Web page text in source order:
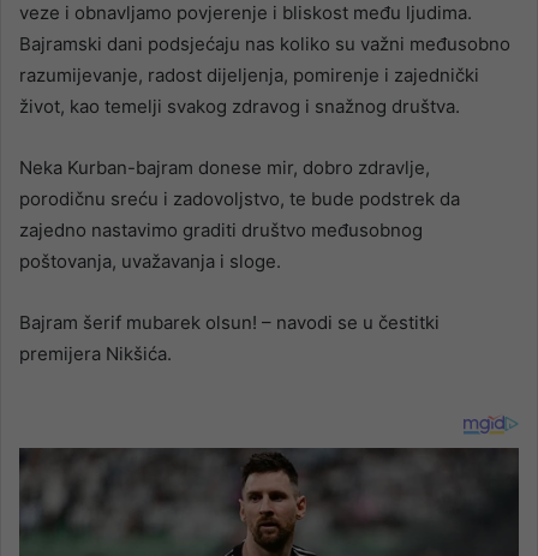
veze i obnavljamo povjerenje i bliskost među ljudima.
Bajramski dani podsjećaju nas koliko su važni međusobno
razumijevanje, radost dijeljenja, pomirenje i zajednički
život, kao temelji svakog zdravog i snažnog društva.
Neka Kurban-bajram donese mir, dobro zdravlje,
porodičnu sreću i zadovoljstvo, te bude podstrek da
zajedno nastavimo graditi društvo međusobnog
poštovanja, uvažavanja i sloge.
Bajram šerif mubarek olsun! – navodi se u čestitki
premijera Nikšića.